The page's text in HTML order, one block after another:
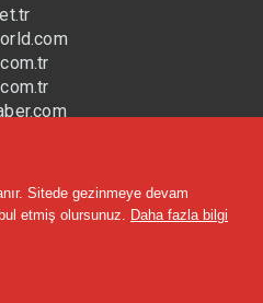
Sitede gezinmeye devam
etmiş olursunuz. Daha fazla bilgi